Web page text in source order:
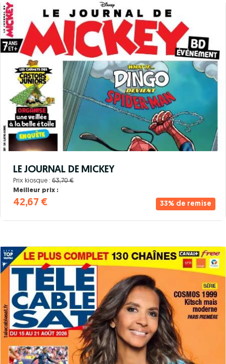
33% de remise
LE JOURNAL DE MICKEY
Prix kiosque : 63,70 €
Meilleur prix :
42,67 €